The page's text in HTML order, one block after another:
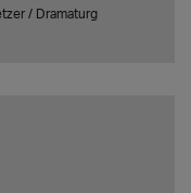
/ Dramaturg